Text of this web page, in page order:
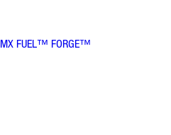
MX FUEL™ FORGE™